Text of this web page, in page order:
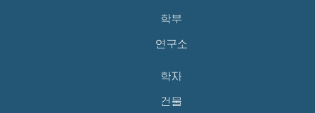
학부
연구소
학자
건물